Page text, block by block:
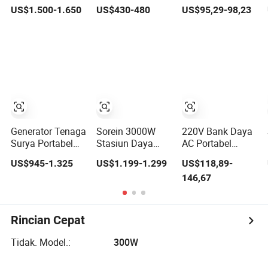
6kw Stasiun
US$1.500-1.650
Generator Tenaga
Surya Portabel
Stasiun Daya
Aktivitas Luar
Ruangan
US$945-1.325
Pengisian Cepat
Penyimpanan
Energi Dapat Diisi
US$430-480
Sorein 3000W
Stasiun Daya
LiFePO4
Baterai
US$1.199-1.299
Energi Baterai
US$95,29-98,23
220V Bank Daya
AC Portabel
Baterai Lithium
500W Stasiun
Ruangan Rumah
US$118,89-
146,67
Rincian Cepat
Tidak. Model.:
300W